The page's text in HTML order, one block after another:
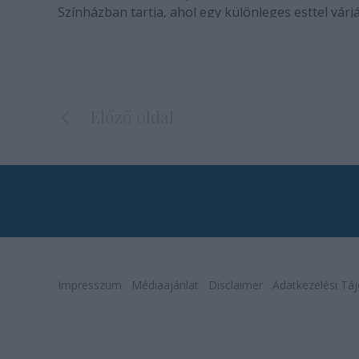
Színházban tartja, ahol egy különleges esttel
Impresszum Médiaajánlat Disclaimer Adatkezelési